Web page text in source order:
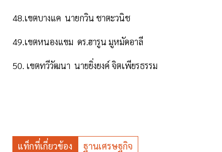
48.เขตบางแค นายกวิน ชาตะวนิช
49.เขตหนองแขม ดร.ฮารูน มูหมัดอาลี
50. เขตทวีวัฒนา นายยิ่งยงค์ จิตเพียรธรรม
แท็กที่เกี่ยวข้อง
ฐานเศรษฐกิจ